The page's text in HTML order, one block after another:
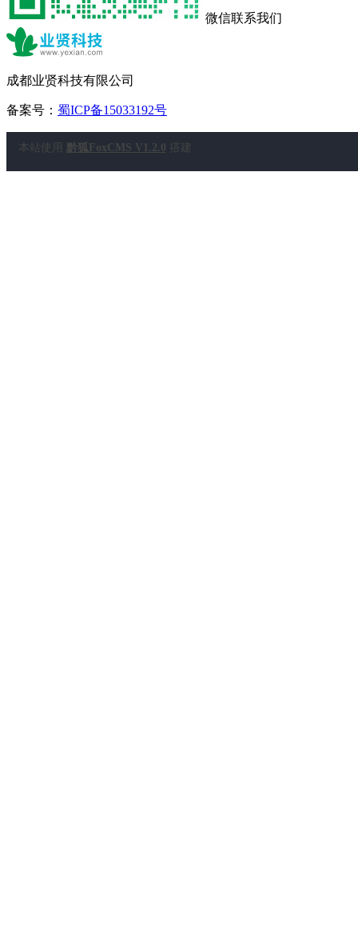
微信联系我们
成都业贤科技有限公司
备案号： 蜀ICP备15033192号
本站使用 黔狐FoxCMS V1.2.0 搭建